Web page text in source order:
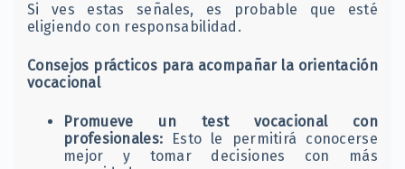
Si ves estas señales, es probable que esté
eligiendo con responsabilidad.
Consejos prácticos para acompañar la orientación
vocacional
Promueve un test vocacional con
profesionales: Esto le permitirá conocerse
mejor y tomar decisiones con más